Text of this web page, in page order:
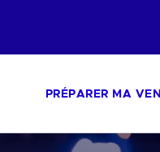
PRÉPARER MA